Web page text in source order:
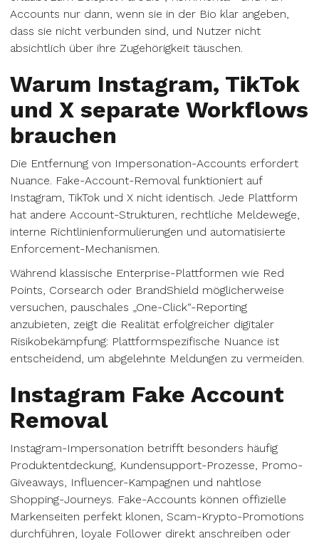
Accounts nur dann, wenn sie in der Bio klar angeben,
dass sie nicht verbunden sind, und Nutzer nicht
absichtlich über ihre Zugehörigkeit täuschen.
Warum Instagram, TikTok
und X separate Workflows
brauchen
Die Entfernung von Impersonation-Accounts erfordert
Nuance. Fake-Account-Removal funktioniert auf
Instagram, TikTok und X nicht identisch. Jede Plattform
hat andere Account-Strukturen, rechtliche Meldewege,
interne Richtlinienformulierungen und automatisierte
Enforcement-Mechanismen.
Während klassische Enterprise-Plattformen wie Red
Points, Corsearch oder BrandShield möglicherweise
versuchen, pauschales „One-Click“-Reporting
anzubieten, zeigt die Realität erfolgreicher digitaler
Risikobekämpfung: Plattformspezifische Nuance ist
entscheidend, um abgelehnte Meldungen zu vermeiden.
Instagram Fake Account
Removal
Instagram-Impersonation betrifft besonders häufig
Produktentdeckung, Kundensupport-Prozesse, Promo-
Giveaways, Influencer-Kampagnen und nahtlose
Shopping-Journeys. Fake-Accounts können offizielle
Markenseiten perfekt klonen, Scam-Krypto-Promotions
durchführen, loyale Follower direkt anschreiben oder